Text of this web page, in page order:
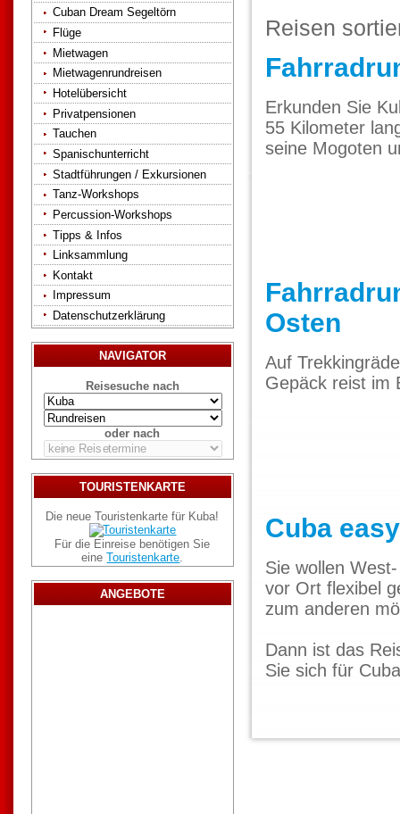
Cuban Dream Segeltörn
Flüge
Mietwagen
Mietwagenrundreisen
Hotelübersicht
Privatpensionen
Tauchen
Spanischunterricht
Stadtführungen / Exkursionen
Tanz-Workshops
Percussion-Workshops
Tipps & Infos
Linksammlung
Kontakt
Impressum
Datenschutzerklärung
NAVIGATOR
Reisesuche nach
oder nach
TOURISTENKARTE
Die neue Touristenkarte für Kuba!
Für die Einreise benötigen Sie
eineTouristenkarte.
ANGEBOTE
Reisen
Erkunden Sie
55 Kilometer
seine Mogoten
Osten
Auf
Gepäck reist im
Cuba
Sie wollen
vor Ort flexibel
zum anderen
Dann ist das
Sie sich für